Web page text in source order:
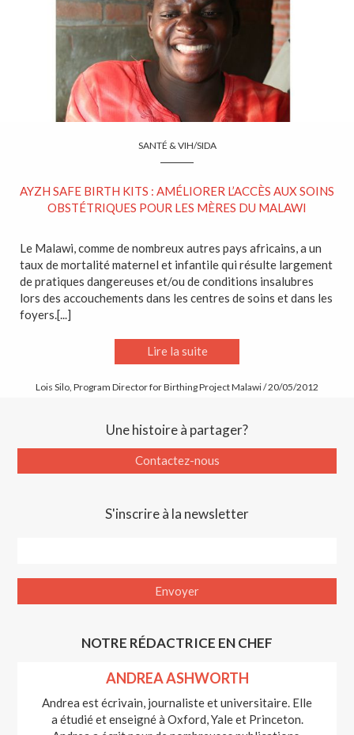
SANTÉ & VIH/SIDA
AYZH SAFE BIRTH KITS : AMÉLIORER L’ACCÈS AUX SOINS
OBSTÉTRIQUES POUR LES MÈRES DU MALAWI
Le Malawi, comme de nombreux autres pays africains, a un
taux de mortalité maternel et infantile qui résulte largement
de pratiques dangereuses et/ou de conditions insalubres
lors des accouchements dans les centres de soins et dans les
foyers.[...]
Lire la suite
Lois Silo, Program Director for Birthing Project Malawi / 20/05/2012
Une histoire à partager?
Contactez-nous
S'inscrire à la newsletter
NOTRE RÉDACTRICE EN CHEF
ANDREA ASHWORTH
Andrea est écrivain, journaliste et universitaire. Elle
a étudié et enseigné à Oxford, Yale et Princeton.